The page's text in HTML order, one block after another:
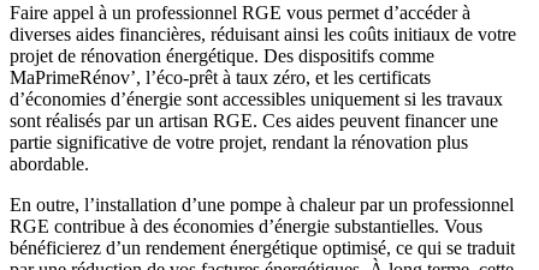
Faire appel à un professionnel RGE vous permet d’accéder à
diverses aides financières, réduisant ainsi les coûts initiaux de votre
projet de rénovation énergétique. Des dispositifs comme
MaPrimeRénov’, l’éco-prêt à taux zéro, et les certificats
d’économies d’énergie sont accessibles uniquement si les travaux
sont réalisés par un artisan RGE. Ces aides peuvent financer une
partie significative de votre projet, rendant la rénovation plus
abordable.
En outre, l’installation d’une pompe à chaleur par un professionnel
RGE contribue à des économies d’énergie substantielles. Vous
bénéficierez d’un rendement énergétique optimisé, ce qui se traduit